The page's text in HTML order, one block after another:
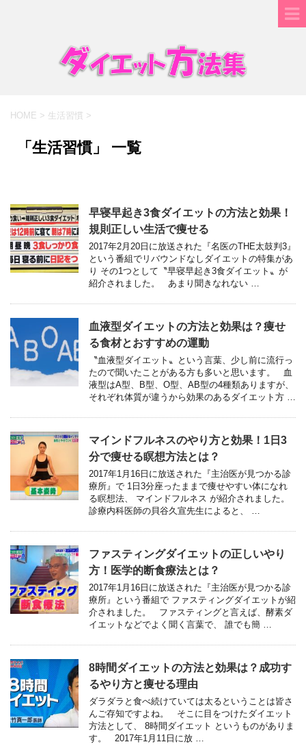
HOME > 生活習慣 >
「生活習慣」 一覧
早寝早起き3食ダイエットの方法と効果！
規則正しい生活で痩せる
2017年2月20日に放送された『名医のTHE太鼓判3』
という番組でリバウンドなしダイエットの特集があ
り その1つとして〝早寝早起き3食ダイエット〟が
紹介されました。 あまり聞きなれない …
血液型ダイエットの方法と効果は？痩せ
る食材とおすすめの運動
〝血液型ダイエット〟という言葉、少し前に流行っ
たので聞いたことがある方も多いと思います。 血
液型はA型、B型、O型、AB型の4種類ありますが、
それぞれ体質が違うから効果のあるダイエット方 …
マインドフルネスのやり方と効果！1日3
分で痩せる瞑想方法とは？
2017年1月16日に放送された『主治医が見つかる診
療所』で 1日3分座ったままで痩せやすい体になれ
る瞑想法、 マインドフルネス が紹介されました。
診療内科医師の貝谷久宣先生によると、 …
ファスティングダイエットの正しいやり
方！医学的断食療法とは？
2017年1月16日に放送された『主治医が見つかる診
療所』という番組で ファスティングダイエットが紹
介されました。 ファスティングと言えば、酵素ダ
イエットなどでよく聞く言葉で、 誰でも簡 …
8時間ダイエットの方法と効果は？成功す
るやり方と痩せる理由
ダラダラと食べ続けていては太るということは皆さ
んご存知ですよね。 そこに目をつけたダイエット
方法として、 8時間ダイエット というものがありま
す。 2017年1月11日に放 …